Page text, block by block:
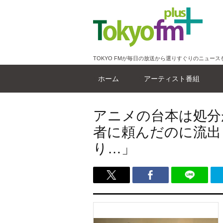
TOKYO FMが毎日の放送から選りすぐりのニュース
ホーム アーティスト番組
アニメの台本は処
者に頼んだのに流
り…」